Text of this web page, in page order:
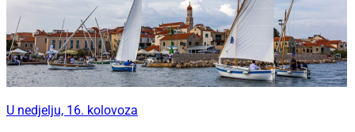
U nedjelju, 16. kolovoza